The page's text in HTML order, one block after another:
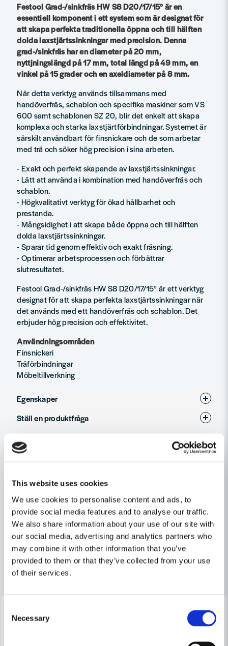
This website uses cookies
We use cookies to personalise content and ads, to
provide social media features and to analyse our traffic.
We also share information about your use of our site with
our social media, advertising and analytics partners who
may combine it with other information that you’ve
provided to them or that they’ve collected from your use
of their services.
Selection
Necessary
Festool Grad-/sinkfräs HW S8 D20/17/15° är en
essentiell komponent i ett system som är designat för
att skapa perfekta traditionella öppna och till hälften
dolda laxstjärtssinkningar med precision. Denna
grad-/sinkfräs har en diameter på 20 mm,
nyttjningslängd på 17 mm, total längd på 49 mm, en
vinkel på 15 grader och en axeldiameter på 8 mm.
När detta verktyg används tillsammans med
handöverfräs, schablon och specifika maskiner som VS
600 samt schablonen SZ 20, blir det enkelt att skapa
komplexa och starka laxstjärtförbindningar. Systemet är
särskilt användbart för finsnickare och de som arbetar
med trä och söker hög precision i sina arbeten.
- Exakt och perfekt skapande av laxstjärtssinkningar.
- Lätt att använda i kombination med handöverfräs och
schablon.
- Högkvalitativt verktyg för ökad hållbarhet och
prestanda.
- Mångsidighet i att skapa både öppna och till hälften
dolda laxstjärtssinkningar.
- Sparar tid genom effektiv och exakt fräsning.
- Optimerar arbetsprocessen och förbättrar
slutresultatet.
Festool Grad-/sinkfräs HW S8 D20/17/15° är ett verktyg
designat för att skapa perfekta laxstjärtssinkningar när
det används med ett handöverfräs och schablon. Det
erbjuder hög precision och effektivitet.
Användningsområden
Finsnickeri
Träförbindningar
Möbeltillverkning
Egenskaper
Produkttyp
Diameter (mm)
Ställ en produktfråga
question
Fråga oss något om denna produkten...
name
Namn
email
Mejladress
Relaterade kategorier
Frässtål & sammanfogning
Tillbehör & Förbrukning
Andra produkter i kategorin